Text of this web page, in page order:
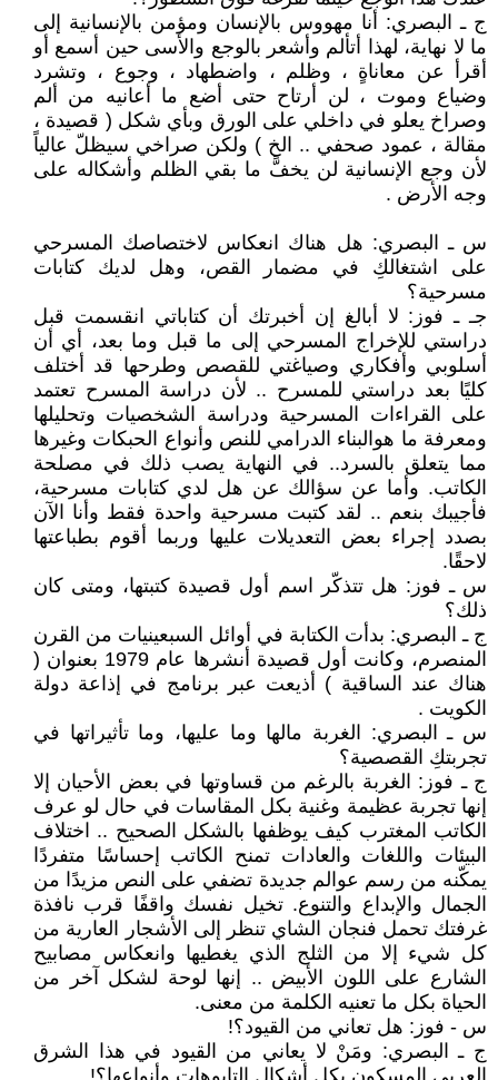
ج ـ البصري: أنا مهووس بالإنسان ومؤمن بالإنسانية إلى
ما لا نهاية، لهذا أتألم وأشعر بالوجع والأسى حين أسمع أو
أقرأ عن معاناةٍ ، وظلم ، واضطهاد ، وجوع ، وتشرد
وضياع وموت ، لن أرتاح حتى أضع ما أعانيه من ألم
وصراخ يعلو في داخلي على الورق وبأي شكل ( قصيدة ،
مقالة ، عمود صحفي .. الخ ) ولكن صراخي سيظلّ عالياً
لأن وجع الإنسانية لن يخفًّ ما بقي الظلم وأشكاله على
وجه الأرض .
س ـ البصري: هل هناك انعكاس لاختصاصك المسرحي
على اشتغالكِ في مضمار القص، وهل لديك كتابات
مسرحية؟
جـ ـ فوز: لا أبالغ إن أخبرتك أن كتاباتي انقسمت قبل
دراستي للإخراج المسرحي إلى ما قبل وما بعد، أي أن
أسلوبي وأفكاري وصياغتي للقصص وطرحها قد أختلف
كليًا بعد دراستي للمسرح .. لأن دراسة المسرح تعتمد
على القراءات المسرحية ودراسة الشخصيات وتحليلها
ومعرفة ما هوالبناء الدرامي للنص وأنواع الحبكات وغيرها
مما يتعلق بالسرد.. في النهاية يصب ذلك في مصلحة
الكاتب. وأما عن سؤالك عن هل لدي كتابات مسرحية،
فأجيبك بنعم .. لقد كتبت مسرحية واحدة فقط وأنا الآن
بصدد إجراء بعض التعديلات عليها وربما أقوم بطباعتها
لاحقًا.
س ـ فوز: هل تتذكّر اسم أول قصيدة كتبتها، ومتى كان
ذلك؟
ج ـ البصري: بدأت الكتابة في أوائل السبعينيات من القرن
المنصرم، وكانت أول قصيدة أنشرها عام 1979 بعنوان (
هناك عند الساقية ) أذيعت عبر برنامج في إذاعة دولة
الكويت .
س ـ البصري: الغربة مالها وما عليها، وما تأثيراتها في
تجربتكِ القصصية؟
ج ـ فوز: الغربة بالرغم من قساوتها في بعض الأحيان إلا
إنها تجربة عظيمة وغنية بكل المقاسات في حال لو عرف
الكاتب المغترب كيف يوظفها بالشكل الصحيح .. اختلاف
البيئات واللغات والعادات تمنح الكاتب إحساسًا متفردًا
يمكّنه من رسم عوالم جديدة تضفي على النص مزيدًا من
الجمال والإبداع والتنوع. تخيل نفسك واقفًا قرب نافذة
غرفتك تحمل فنجان الشاي تنظر إلى الأشجار العارية من
كل شيء إلا من الثلج الذي يغطيها وانعكاس مصابيح
الشارع على اللون الأبيض .. إنها لوحة لشكل آخر من
الحياة بكل ما تعنيه الكلمة من معنى.
س - فوز: هل تعاني من القيود؟!
ج ـ البصري: ومَنْ لا يعاني من القيود في هذا الشرق